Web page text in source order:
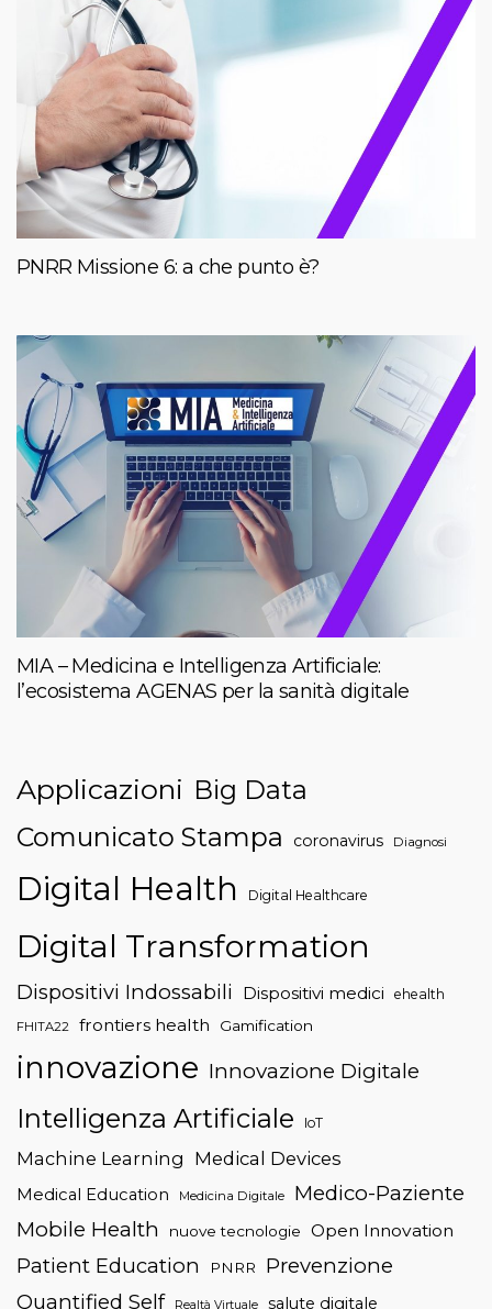
PNRR Missione 6: a che punto è?
MIA – Medicina e Intelligenza Artificiale:
l’ecosistema AGENAS per la sanità digitale
Applicazioni Big Data
Comunicato Stampa
coronavirus Diagnosi
Digital Health Digital Healthcare
Digital Transformation
Dispositivi Indossabili Dispositivi medici ehealth
FHITA22 frontiers health Gamification
innovazione Innovazione Digitale
Intelligenza Artificiale IoT
Machine Learning Medical Devices
Medical Education Medicina Digitale
Medico-Paziente
Mobile Health
nuove tecnologie Open Innovation
Patient Education PNRR
Prevenzione
Quantified Self
Realtà Virtuale salute digitale